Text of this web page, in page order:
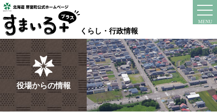
本
文
へ
移
動
る
くらし・行政情報
MENU
instagram
役場からの情報